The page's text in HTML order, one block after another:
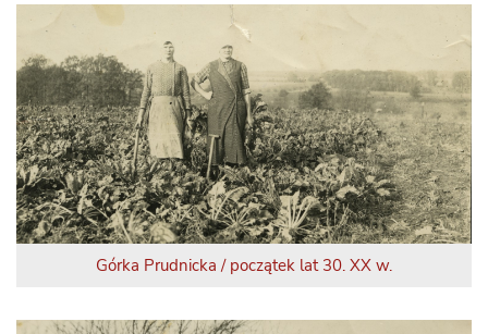
Górka Prudnicka / początek lat 30. XX w.